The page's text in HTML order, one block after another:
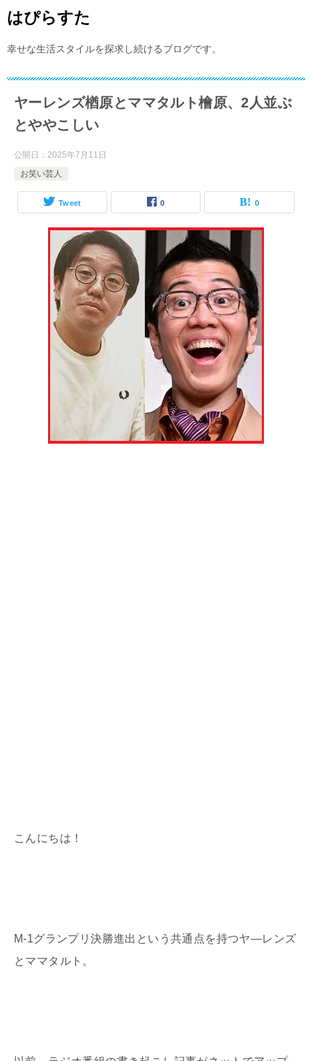
はぴらすた
幸せな生活スタイルを探求し続けるブログです。
ヤーレンズ楢原とママタルト檜原、2人並ぶ
とややこしい
公開日： 2025年7月11日
お笑い芸人
Tweet 0 0
こんにちは！
M-1グランプリ決勝進出という共通点を持つヤ―レンズ
とママタルト。